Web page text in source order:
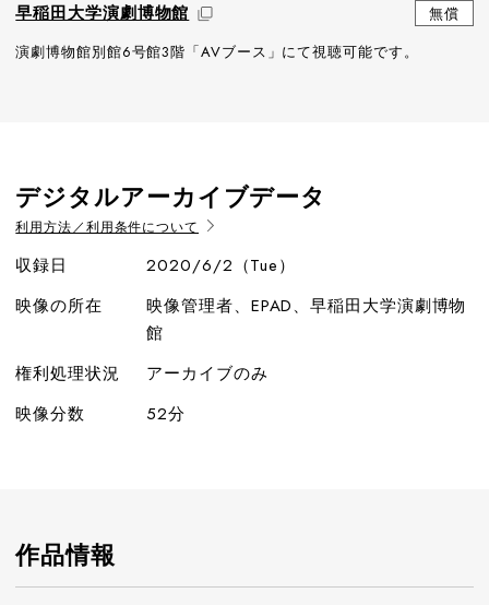
早稲田大学演劇博物館
無償
演劇博物館別館6号館3階「AVブース」にて視聴可能です。
デジタルアーカイブデータ
利用方法／利用条件について
収録日
2020/6/2（Tue）
映像の所在
映像管理者、EPAD、早稲田大学演劇博物
館
権利処理状況
アーカイブのみ
映像分数
52分
作品情報